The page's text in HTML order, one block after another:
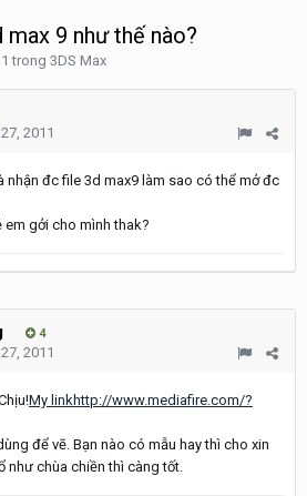
9 như thế nào?
trong 3DS Max
2011
nhận đc file 3d max9 làm sao có thể mở đc
gởi cho mình thak?
4
2011
My linkhttp://www.mediafire.com/?
để vẽ. Bạn nào có mẫu hay thì cho xin
như chùa chiền thì càng tốt.